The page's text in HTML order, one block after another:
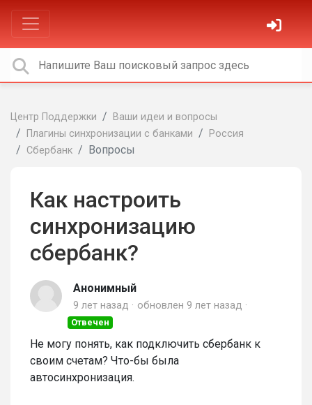
Центр Поддержки
Ваши идеи и вопросы
Плагины синхронизации с банками
Россия
Сбербанк
Вопросы
Как настроить
синхронизацию
сбербанк?
Анонимный
9 лет назад обновлен 9 лет назад
Отвечен
Не могу понять, как подключить сбербанк к
своим счетам? Что-бы была
автосинхронизация.